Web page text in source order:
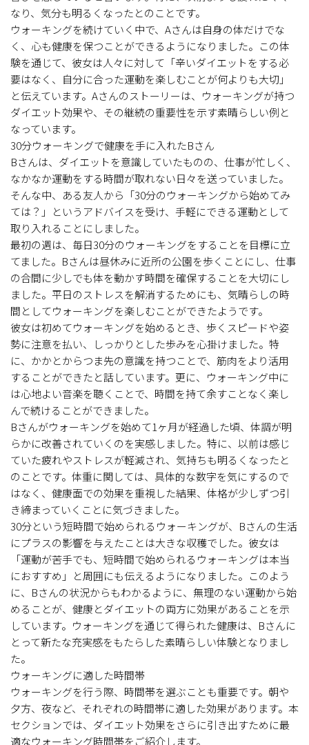
なり、気分も明るくなったとのことです。
ウォーキングを続けていく中で、Aさんは自身の体だけでな
く、心も健康を保つことができるようになりました。この体
験を通じて、彼女は人々に対して「辛いダイエットをする必
要はなく、自分に合った運動を楽しむことが何よりも大切」
と伝えています。Aさんのストーリーは、ウォーキングが持つ
ダイエット効果や、その継続の重要性を示す素晴らしい例と
なっています。
30分ウォーキングで健康を手に入れたBさん
Bさんは、ダイエットを意識していたものの、仕事が忙しく、
なかなか運動をする時間が取れない日々を送っていました。
そんな中、ある友人から「30分のウォーキングから始めてみ
ては？」というアドバイスを受け、手軽にできる運動として
取り入れることにしました。
最初の週は、毎日30分のウォーキングをすることを目標に立
てました。Bさんは昼休みに近所の公園を歩くことにし、仕事
の合間に少しでも体を動かす時間を確保することを大切にし
ました。平日のストレスを解消するためにも、気晴らしの時
間としてウォーキングを楽しむことができたようです。
彼女は初めてウォーキングを始めるとき、歩くスピードや姿
勢に注意を払い、しっかりとした歩みを心掛けました。特
に、かかとからつま先の意識を持つことで、筋肉をより活用
することができたと話しています。更に、ウォーキング中に
は心地よい音楽を聴くことで、時間を持て余すことなく楽し
んで続けることができました。
Bさんがウォーキングを始めて1ヶ月が経過した頃、体調が明
らかに改善されていくのを実感しました。特に、以前は感じ
ていた疲れやストレスが軽減され、気持ちも明るくなったと
のことです。体重に関しては、具体的な数字を気にするので
はなく、健康面での効果を重視した結果、体格が少しずつ引
き締まっていくことに気づきました。
30分という短時間で始められるウォーキングが、Bさんの生活
にプラスの影響を与えたことは大きな収穫でした。彼女は
「運動が苦手でも、短時間で始められるウォーキングは本当
におすすめ」と周囲にも伝えるようになりました。このよう
に、Bさんの状況からもわかるように、無理のない運動から始
めることが、健康とダイエットの両方に効果があることを示
しています。ウォーキングを通じて得られた健康は、Bさんに
とって新たな充実感をもたらした素晴らしい体験となりまし
た。
ウォーキングに適した時間帯
ウォーキングを行う際、時間帯を選ぶことも重要です。朝や
夕方、夜など、それぞれの時間帯に適した効果があります。本
セクションでは、ダイエット効果をさらに引き出すために最
適なウォーキング時間帯をご紹介します。